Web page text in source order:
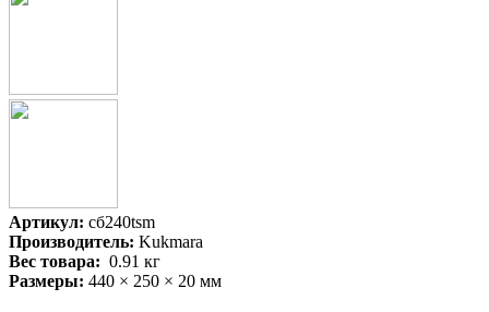
Артикул: сб240tsm
Производитель: Kukmara
Вес товара: 0.91 кг
Размеры: 440 × 250 × 20 мм